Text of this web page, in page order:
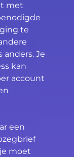
met
te
anders. Je
kan
account
een
moet